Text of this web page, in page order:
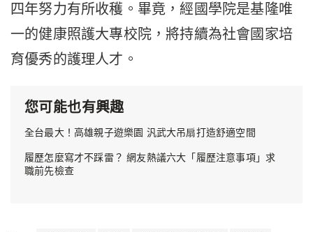
四年努力有所收穫。畢竟，經國學院是基隆唯
一的健康照護大專校院，將持續為社會國家培
育優秀的護理人才。
您可能也有興趣
全台最大！高雄親子遊樂園 汎武大吊扇打造舒適空間
履歷怎麼寫才不踩雷？ 網友熱議六大「履歷注意事項」求
職前先檢查